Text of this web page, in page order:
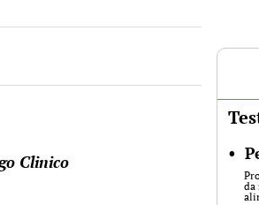
Clinico •
da